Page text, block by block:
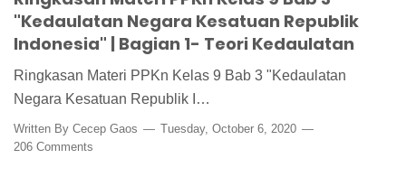
"Kedaulatan Negara Kesatuan Republik
Indonesia" | Bagian 1- Teori Kedaulatan
Ringkasan Materi PPKn Kelas 9 Bab 3 "Kedaulatan
Negara Kesatuan Republik I…
Written By Cecep Gaos
Tuesday, October 6, 2020
206 Comments